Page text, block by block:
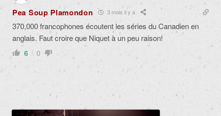
Pea Soup Plamondon 3 mois il y a
370,000 francophones écoutent les séries du Canadien en
anglais. Faut croire que Niquet à un peu raison!
6 0